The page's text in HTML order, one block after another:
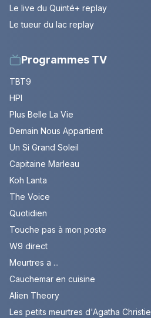
Le live du Quinté+ replay
Le tueur du lac replay
Programmes TV
TBT9
HPI
Plus Belle La Vie
Demain Nous Appartient
Un Si Grand Soleil
Capitaine Marleau
Koh Lanta
The Voice
Quotidien
Touche pas à mon poste
W9 direct
Meurtres a ...
Cauchemar en cuisine
Alien Theory
Les petits meurtres d'Agatha Christie